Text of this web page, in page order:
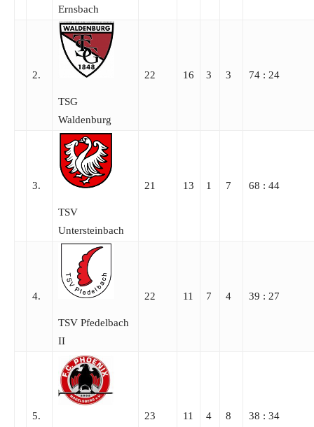
Ernsbach
2.
TSG
Waldenburg
22 16 3 3 74 : 24
3.
TSV
Untersteinbach
21 13 1 7 68 : 44
4.
TSV Pfedelbach
II
22 11 7 4 39 : 27
5.
23 11 4 8 38 : 34